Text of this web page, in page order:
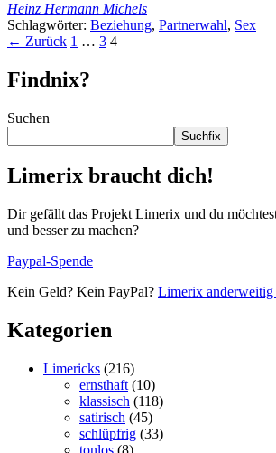
Heinz Hermann Michels
Schlagwörter: Beziehung, Partnerwahl, Sex
← Zurück 1 … 3 4
Findnix?
Suchen
Suchfix
Limerix braucht dich!
Dir gefällt das Projekt Limerix und du
und besser zu machen?
Paypal-Spende
Kein Geld? Kein PayPal? Limerix anderweitig
Kategorien
Limericks (216)
ernsthaft (10)
klassisch (118)
satirisch (45)
schlüpfrig (33)
tonlos (8)